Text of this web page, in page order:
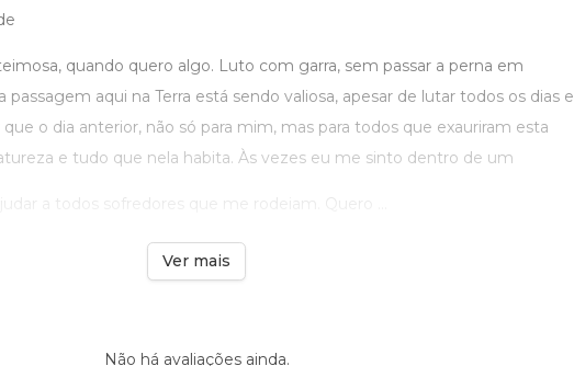
quando quero algo. Luto com garra, sem passar a perna em
aqui na Terra está sendo valiosa, apesar de lutar todos os dias e
o dia anterior, não só para mim, mas para todos que exauriram esta
e tudo que nela habita. Às vezes eu me sinto dentro de um
Ver mais
Não há avaliações ainda.